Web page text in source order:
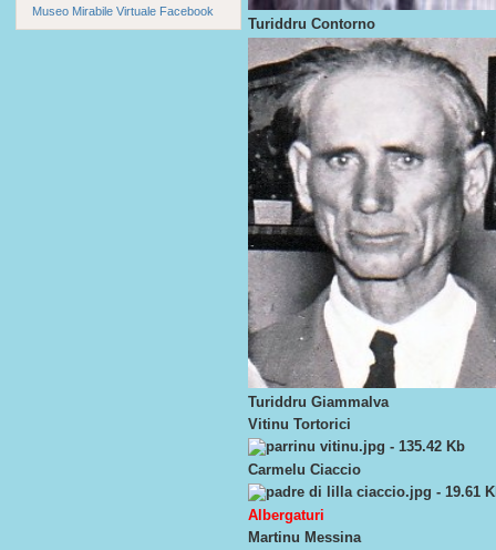
Museo Mirabile Virtuale Facebook
Turiddru Contorno
Turiddru Giammalva
Vitinu Tortorici
Carmelu Ciaccio
Albergaturi
Martinu Messina